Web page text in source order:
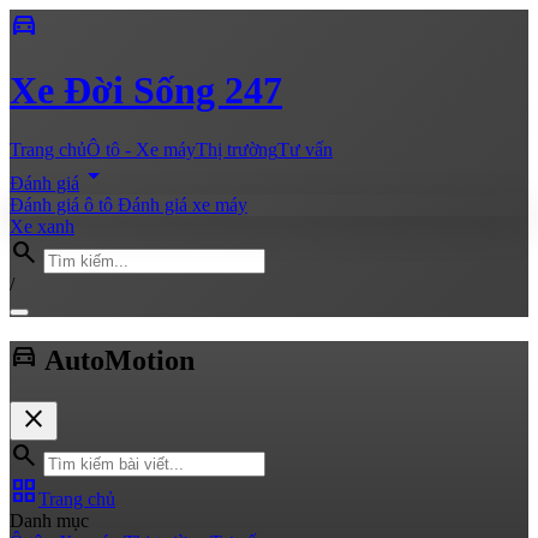
directions_car
Xe Đời Sống 247
Trang chủÔ tô - Xe máyThị trườngTư vấn
Đánh giá arrow_drop_down
Đánh giá ô tô Đánh giá xe máy
Xe xanh
search
/
directions_car AutoMotion
close
search
grid_viewTrang chủ
Danh mục